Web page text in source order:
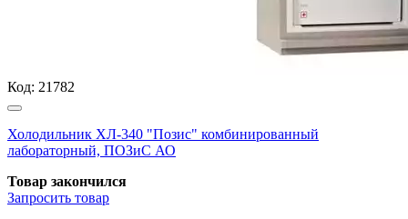
Код: 21782
Холодильник ХЛ-340 "Позис" комбинированный
лабораторный, ПОЗиС АО
Товар закончился
Запросить товар